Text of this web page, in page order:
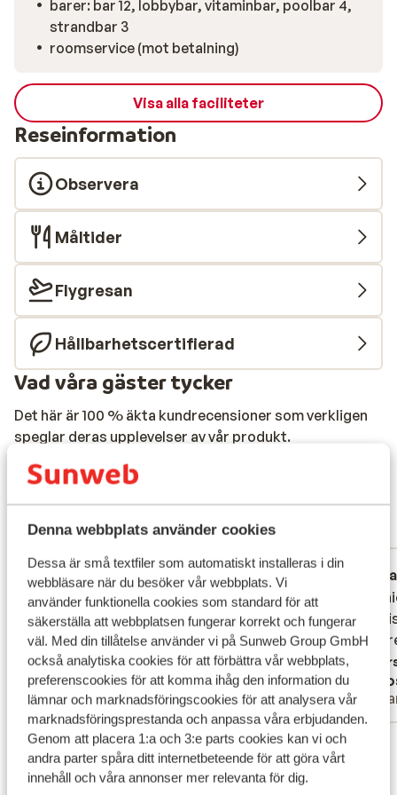
Denna webbplats använder cookies
Dessa är små textfiler som automatiskt installeras i din
webbläsare när du besöker vår webbplats. Vi
använder funktionella cookies som standard för att
säkerställa att webbplatsen fungerar korrekt och fungerar
väl. Med din tillåtelse använder vi på Sunweb Group GmbH
också analytiska cookies för att förbättra vår webbplats,
preferenscookies för att komma ihåg den information du
lämnar och marknadsföringscookies för att analysera vår
marknadsföringsprestanda och anpassa våra erbjudanden.
Genom att placera 1:a och 3:e parts cookies kan vi och
andra parter spåra ditt internetbeteende för att göra vårt
innehåll och våra annonser mer relevanta för dig.
barer: bar 12, lobbybar, vitaminbar, poolbar 4,
strandbar 3
roomservice (mot betalning)
Visa alla faciliteter
Reseinformation
Observera
Måltider
Flygresan
Hållbarhetscertifierad
Vad våra gäster tycker
Det här är 100 % äkta kundrecensioner som verkligen
speglar deras upplevelser av vår produkt.
8.4 Fantastisk
4 omdömen
Mest bokad av familj
8.4 Fantastisk
20 juni 2026
+
+
Översätt till svenska
+
Familj
Mooi
nodig
4
Mooi
nodig
4
Visa alla 4 omdömen
Läge